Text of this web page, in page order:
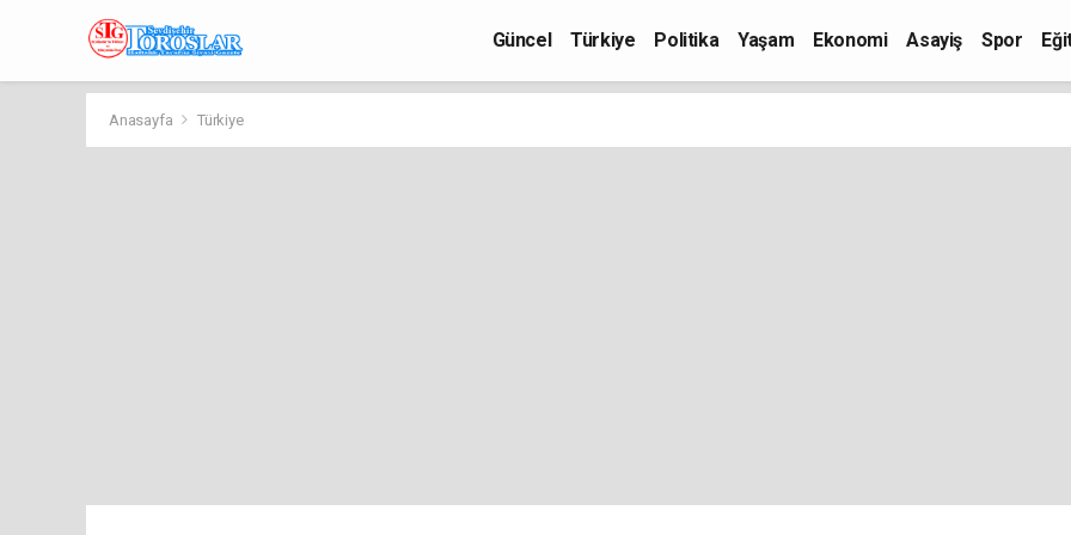
Güncel Türkiye Politika Yaşam Ekonomi Asayiş Spor
Anasayfa Türkiye